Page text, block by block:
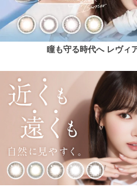
瞳も守る時代へ レヴィ